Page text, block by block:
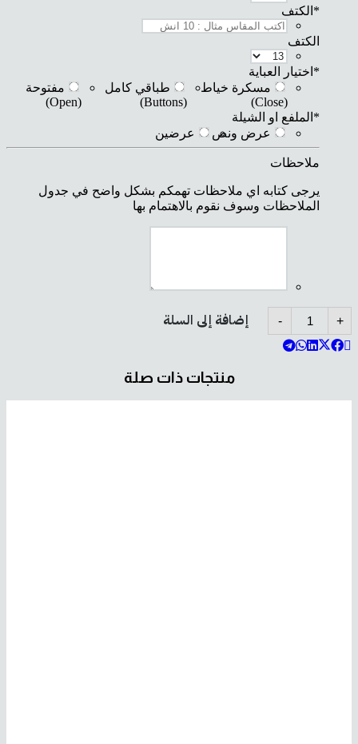
* الكتف
الكتف
* اختيار العباية
مسكرة خياط
(Close)
طباقي كامل
(Buttons)
مفتوحة
(Open)
* الملفع او الشيلة
عرض ونص
عرضين
ملاحظات
يرجى كتابه اي ملاحظات تهمكم بشكل واضح في جدول
الملاحظات وسوف نقوم بالاهتمام بها
-
كمية
B70
+ إضافة إلى السلة
منتجات ذات صلة